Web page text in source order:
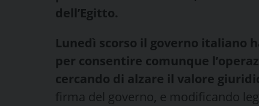
dell’Egitto.
Lunedì scorso il governo italiano
per consentire comunque
cercando di alzare il valore
firma del governo, e modificando